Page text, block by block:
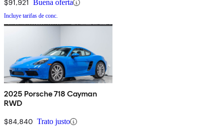
$91,921 Buena oferta
Incluye tarifas de conc.
2025 Porsche 718 Cayman
RWD
$84,840 Trato justo